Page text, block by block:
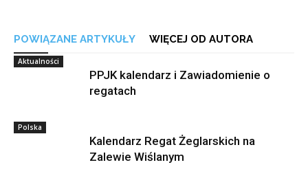
POWIĄZANE ARTYKUŁY WIĘCEJ OD AUTORA
Aktualności
PPJK kalendarz i Zawiadomienie o
regatach
Polska
Kalendarz Regat Żeglarskich na
Zalewie Wiślanym